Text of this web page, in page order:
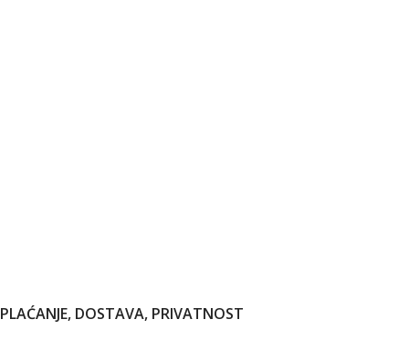
PLAĆANJE, DOSTAVA, PRIVATNOST